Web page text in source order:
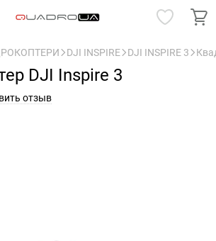
DJI INSPIRE DJI INSPIRE 3
DJI Inspire 3
отзыв